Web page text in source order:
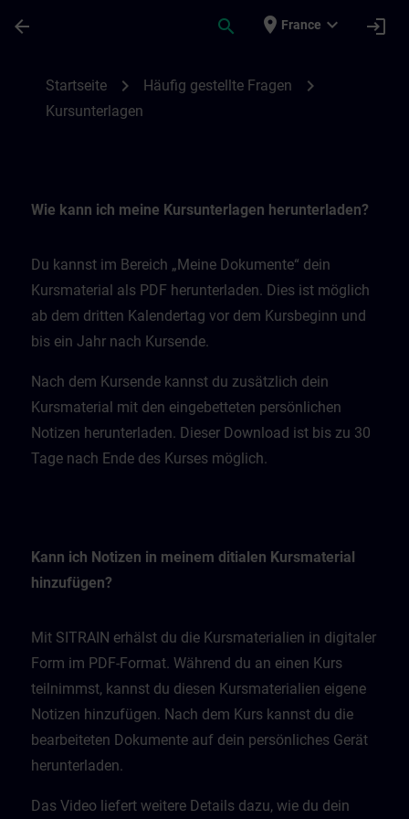
arrow_back search place France expand_more login
Startseite chevron_right Häufig gestellte Fragen chevron_right
Kursunterlagen
Wie kann ich meine Kursunterlagen herunterladen?
Du kannst im Bereich „Meine Dokumente“ dein
Kursmaterial als PDF herunterladen. Dies ist möglich
ab dem dritten Kalendertag vor dem Kursbeginn und
bis ein Jahr nach Kursende.
Nach dem Kursende kannst du zusätzlich dein
Kursmaterial mit den eingebetteten persönlichen
Notizen herunterladen. Dieser Download ist bis zu 30
Tage nach Ende des Kurses möglich.
Kann ich Notizen in meinem ditialen Kursmaterial
hinzufügen?
Mit SITRAIN erhälst du die Kursmaterialien in digitaler
Form im PDF-Format. Während du an einen Kurs
teilnimmst, kannst du diesen Kursmaterialien eigene
Notizen hinzufügen. Nach dem Kurs kannst du die
bearbeiteten Dokumente auf dein persönliches Gerät
herunterladen.
Das Video liefert weitere Details dazu, wie du dein